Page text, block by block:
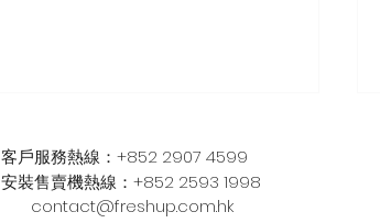
客戶服務熱線：+852 2907 4599
安裝售賣機熱線：+852 2593 1998
contact@freshup.com.hk